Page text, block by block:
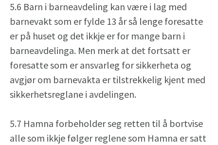
5.6 Barn i barneavdeling kan være i lag med
barnevakt som er fylde 13 år så lenge foresatte
er på huset og det ikkje er for mange barn i
barneavdelinga. Men merk at det fortsatt er
foresatte som er ansvarleg for sikkerheta og
avgjør om barnevakta er tilstrekkelig kjent med
sikkerhetsreglane i avdelingen.
5.7 Hamna forbeholder seg retten til å bortvise
alle som ikkje følger reglene som Hamna er satt